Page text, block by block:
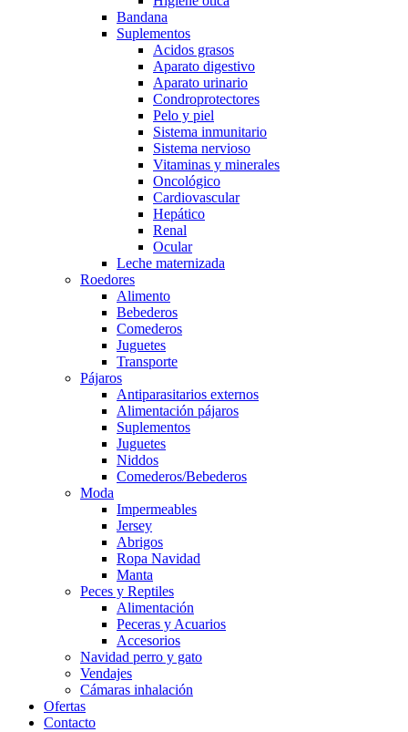
Bandana
Suplementos
Acidos grasos
Aparato digestivo
Aparato urinario
Condroprotectores
Pelo y piel
Sistema inmunitario
Sistema nervioso
Vitaminas y minerales
Oncológico
Cardiovascular
Hepático
Renal
Ocular
Leche maternizada
Roedores
Alimento
Bebederos
Comederos
Juguetes
Transporte
Pájaros
Antiparasitarios externos
Alimentación pájaros
Suplementos
Juguetes
Niddos
Comederos/Bebederos
Moda
Impermeables
Jersey
Abrigos
Ropa Navidad
Manta
Peces y Reptiles
Alimentación
Peceras y Acuarios
Accesorios
Navidad perro y gato
Vendajes
Cámaras inhalación
Ofertas
Contacto